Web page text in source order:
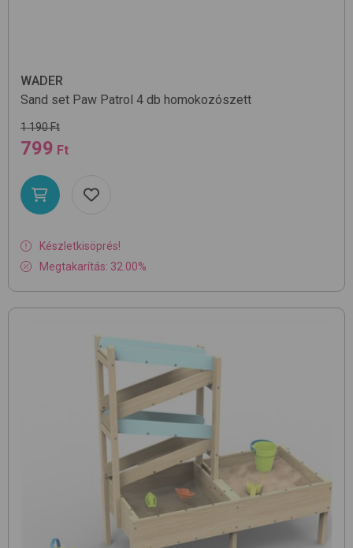
WADER
Sand set Paw Patrol 4 db homokozószett
1 190 Ft
799 Ft
Készletkisöprés!
Megtakarítás: 32.00%